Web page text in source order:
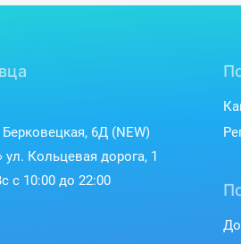
обеспечивают
6Д (NEW)
Кольцевая дорога, 1
с 10:00 до 22:00